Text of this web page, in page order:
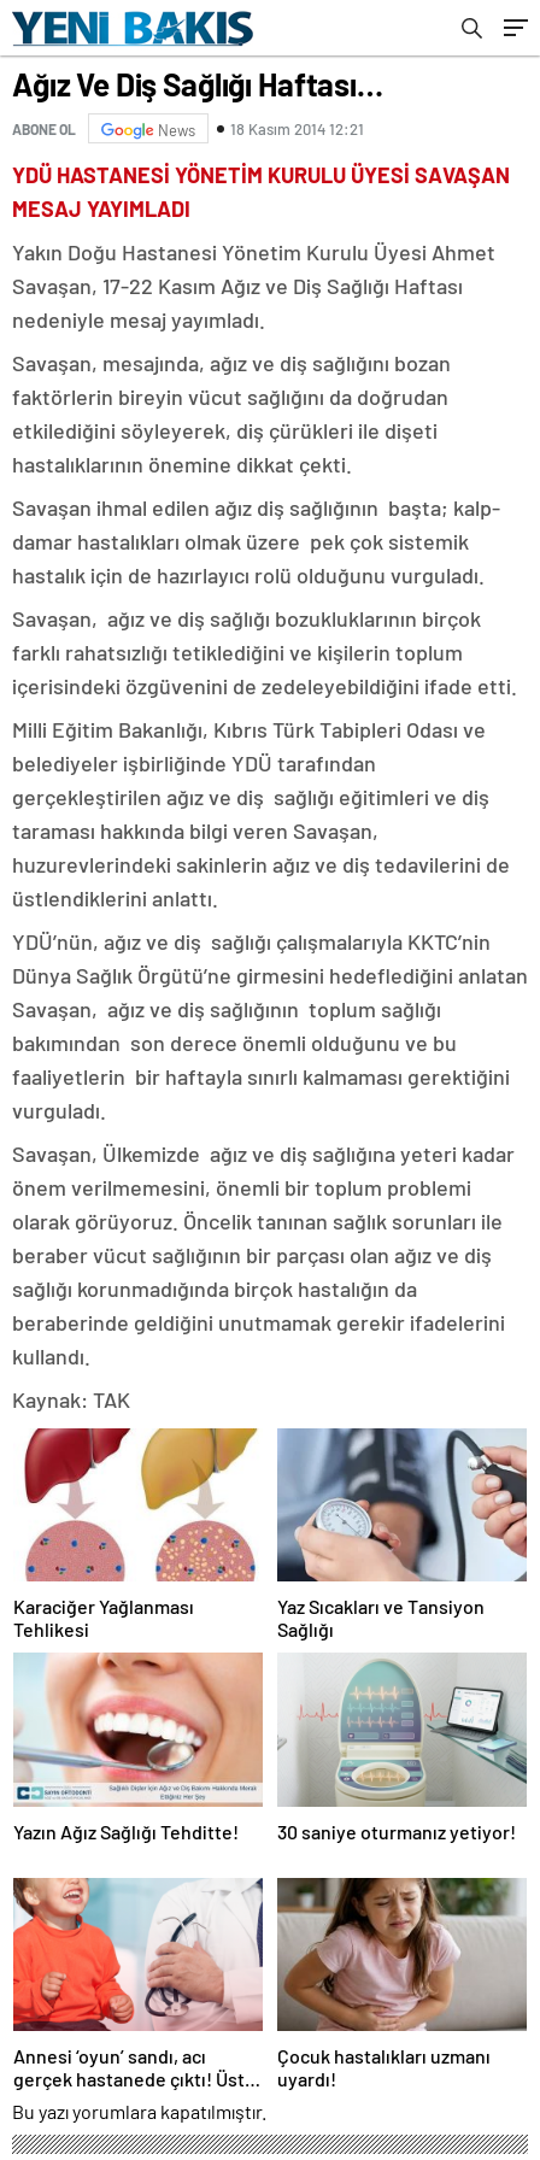
Ağız Ve Diş Sağlığı Haftası…
ABONE OL News 18 Kasım 2014 12:21
YDÜ HASTANESİ YÖNETİM KURULU ÜYESİ SAVAŞAN
MESAJ YAYIMLADI
Yakın Doğu Hastanesi Yönetim Kurulu Üyesi Ahmet
Savaşan, 17-22 Kasım Ağız ve Diş Sağlığı Haftası
nedeniyle mesaj yayımladı.
Savaşan, mesajında, ağız ve diş sağlığını bozan
faktörlerin bireyin vücut sağlığını da doğrudan
etkilediğini söyleyerek, diş çürükleri ile dişeti
hastalıklarının önemine dikkat çekti.
Savaşan ihmal edilen ağız diş sağlığının başta; kalp-
damar hastalıkları olmak üzere pek çok sistemik
hastalık için de hazırlayıcı rolü olduğunu vurguladı.
Savaşan, ağız ve diş sağlığı bozukluklarının birçok
farklı rahatsızlığı tetiklediğini ve kişilerin toplum
içerisindeki özgüvenini de zedeleyebildiğini ifade etti.
Milli Eğitim Bakanlığı, Kıbrıs Türk Tabipleri Odası ve
belediyeler işbirliğinde YDÜ tarafından
gerçekleştirilen ağız ve diş sağlığı eğitimleri ve diş
taraması hakkında bilgi veren Savaşan,
huzurevlerindeki sakinlerin ağız ve diş tedavilerini de
üstlendiklerini anlattı.
YDÜ’nün, ağız ve diş sağlığı çalışmalarıyla KKTC’nin
Dünya Sağlık Örgütü’ne girmesini hedeflediğini anlatan
Savaşan, ağız ve diş sağlığının toplum sağlığı
bakımından son derece önemli olduğunu ve bu
faaliyetlerin bir haftayla sınırlı kalmaması gerektiğini
vurguladı.
Savaşan, Ülkemizde ağız ve diş sağlığına yeteri kadar
önem verilmemesini, önemli bir toplum problemi
olarak görüyoruz. Öncelik tanınan sağlık sorunları ile
beraber vücut sağlığının bir parçası olan ağız ve diş
sağlığı korunmadığında birçok hastalığın da
beraberinde geldiğini unutmamak gerekir ifadelerini
kullandı.
Kaynak: TAK
Karaciğer Yağlanması
Tehlikesi
Yaz Sıcakları ve Tansiyon
Sağlığı
Yazın Ağız Sağlığı Tehditte! 30 saniye oturmanız yetiyor!
Annesi ‘oyun’ sandı, acı
gerçek hastanede çıktı! Üst
üste 8 kez felç geçirmiş
Çocuk hastalıkları uzmanı
uyardı!
Bu yazı yorumlara kapatılmıştır.